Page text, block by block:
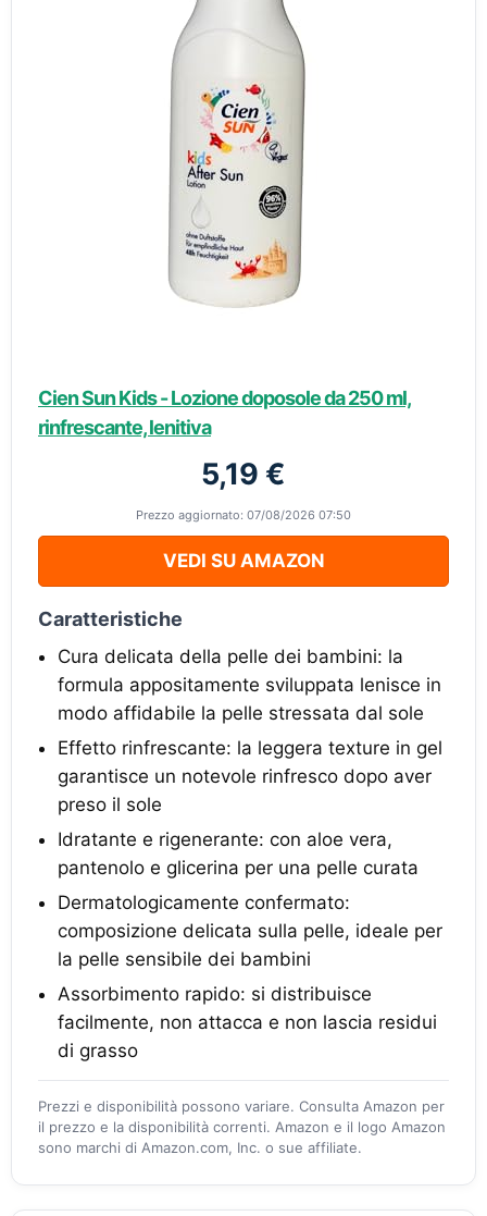
Cien Sun Kids - Lozione doposole da 250 ml,
rinfrescante, lenitiva
5,19 €
Prezzo aggiornato: 07/08/2026 07:50
VEDI SU AMAZON
Caratteristiche
Cura delicata della pelle dei bambini: la
formula appositamente sviluppata lenisce in
modo affidabile la pelle stressata dal sole
Effetto rinfrescante: la leggera texture in gel
garantisce un notevole rinfresco dopo aver
preso il sole
Idratante e rigenerante: con aloe vera,
pantenolo e glicerina per una pelle curata
Dermatologicamente confermato:
composizione delicata sulla pelle, ideale per
la pelle sensibile dei bambini
Assorbimento rapido: si distribuisce
facilmente, non attacca e non lascia residui
di grasso
Prezzi e disponibilità possono variare. Consulta Amazon per
il prezzo e la disponibilità correnti. Amazon e il logo Amazon
sono marchi di Amazon.com, Inc. o sue affiliate.